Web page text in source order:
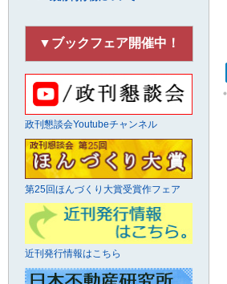
▼ブックフェア開催中！
政刊懇談会Youtubeチャンネル
第25回ほんづくり大賞受賞作フェア
近刊発行情報はこちら